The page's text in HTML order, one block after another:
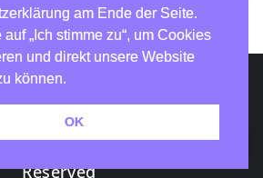
und Datenschutz
Reserved
am Ende der Seite.
auf „Ich stimme zu“, um Cookies
und direkt unsere Website
können.
OK